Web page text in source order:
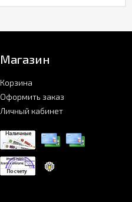
Магазин
Корзина
Оформить заказ
Личный кабинет